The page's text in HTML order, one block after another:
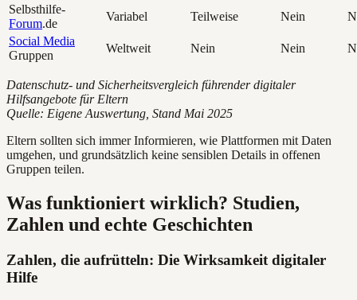
Selbsthilfe-
Forum.de
Variabel Teilweise Nein
Social Media
Gruppen
Weltweit Nein Nein
Datenschutz- und Sicherheitsvergleich führender digitaler
Hilfsangebote für Eltern
Quelle: Eigene Auswertung, Stand Mai 2025
Eltern sollten sich immer Informieren, wie Plattformen mit Daten
umgehen, und grundsätzlich keine sensiblen Details in offenen
Gruppen teilen.
Was funktioniert wirklich? Studien,
Zahlen und echte Geschichten
Zahlen, die aufrütteln: Die Wirksamkeit digitaler
Hilfe